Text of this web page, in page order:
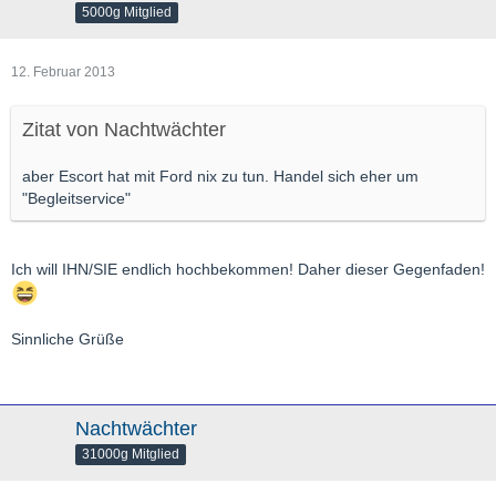
5000g Mitglied
12. Februar 2013
Zitat von Nachtwächter
aber Escort hat mit Ford nix zu tun. Handel sich eher um
"Begleitservice"
Ich will IHN/SIE endlich hochbekommen! Daher dieser Gegenfaden!
Sinnliche Grüße
Nachtwächter
31000g Mitglied